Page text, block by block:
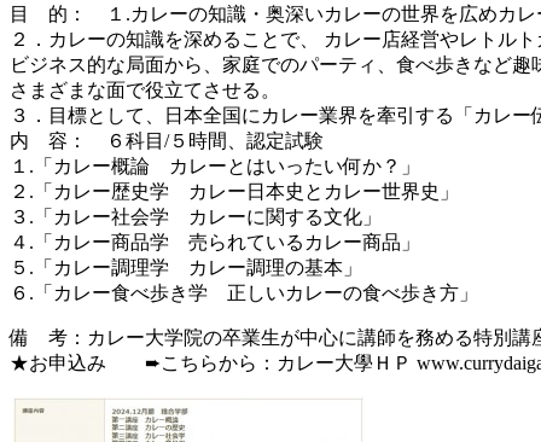
目 的： １.カレーの知識・奥深いカレーの世界を広めカレ
２．カレーの知識を深めることで、 カレー店経営やレトル
ビジネス的な局面から、家庭でのパーティ、食べ歩きなど趣
さまざまな面で役立てさせる。
３．目標として、日本全国にカレー業界を牽引する「カレー
内 容： ６科目/５時間、認定試験
１.「カレー概論 カレーとはいったい何か？」
２.「カレー歴史学 カレー日本史とカレー世界史」
３.「カレー社会学 カレーに関する文化」
４.「カレー商品学 売られているカレー商品」
５.「カレー調理学 カレー調理の基本」
６.「カレー食べ歩き学 正しいカレーの食べ歩き方」
備 考：カレー大学院の卒業生が中心に講師を務める特別講
★お申込み ➨こちらから：カレー大學ＨＰ